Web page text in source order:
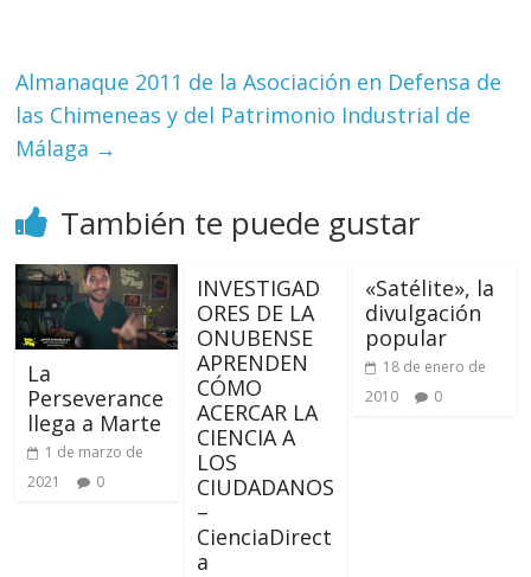
Almanaque 2011 de la Asociación en Defensa de
las Chimeneas y del Patrimonio Industrial de
Málaga →
También te puede gustar
La
Perseverance
llega a Marte
1 de marzo de
2021
0
INVESTIGAD
ORES DE LA
ONUBENSE
APRENDEN
CÓMO
ACERCAR LA
CIENCIA A
LOS
CIUDADANOS
–
CienciaDirect
a
«Satélite», la
divulgación
popular
18 de enero de
2010
0